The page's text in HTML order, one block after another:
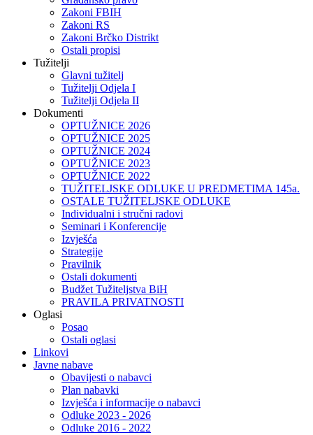
Zakoni FBIH
Zakoni RS
Zakoni Brčko Distrikt
Ostali propisi
Tužitelji
Glavni tužitelj
Tužitelji Odjela I
Tužitelji Odjela II
Dokumenti
OPTUŽNICE 2026
OPTUŽNICE 2025
OPTUŽNICE 2024
OPTUŽNICE 2023
OPTUŽNICE 2022
TUŽITELJSKE ODLUKE U PREDMETIMA 145a.
OSTALE TUŽITELJSKE ODLUKE
Individualni i stručni radovi
Seminari i Konferencije
Izvješća
Strategije
Pravilnik
Ostali dokumenti
Budžet Tužiteljstva BiH
PRAVILA PRIVATNOSTI
Oglasi
Posao
Ostali oglasi
Linkovi
Javne nabave
Obavijesti o nabavci
Plan nabavki
Izvješća i informacije o nabavci
Odluke 2023 - 2026
Odluke 2016 - 2022